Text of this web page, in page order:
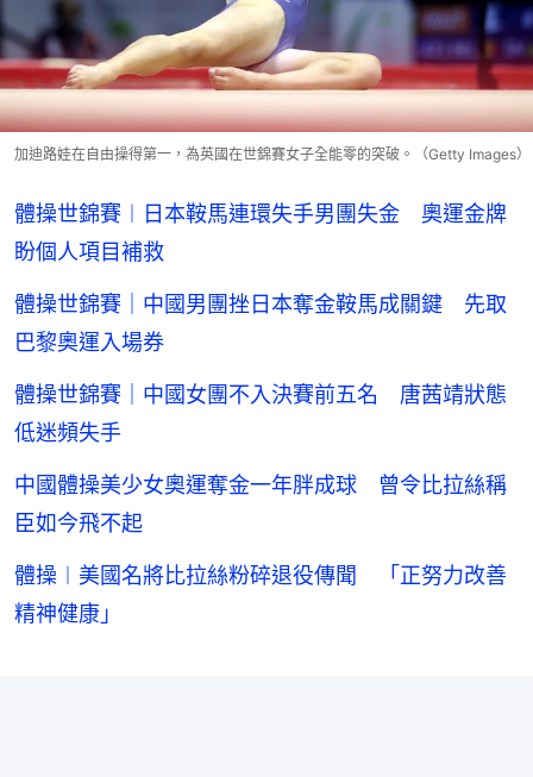
加迪路娃在自由操得第一，為英國在世錦賽女子全能零的突破。（Getty Images）
體操世錦賽︱日本鞍馬連環失手男團失金 奧運金牌
盼個人項目補救
體操世錦賽｜中國男團挫日本奪金鞍馬成關鍵 先取
巴黎奧運入場券
體操世錦賽｜中國女團不入決賽前五名 唐茜靖狀態
低迷頻失手
中國體操美少女奧運奪金一年胖成球 曾令比拉絲稱
臣如今飛不起
體操︱美國名將比拉絲粉碎退役傳聞 「正努力改善
精神健康」